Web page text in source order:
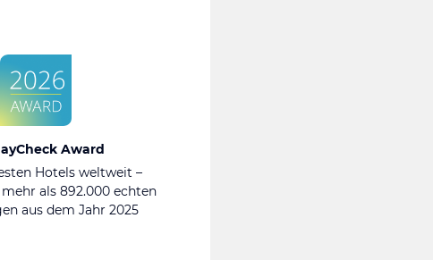
Award
Hotels weltweit –
als 892.000 echten
aus dem Jahr 2025